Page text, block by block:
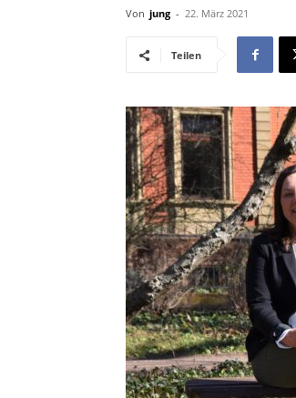
Von jung - 22. März 2021
Teilen